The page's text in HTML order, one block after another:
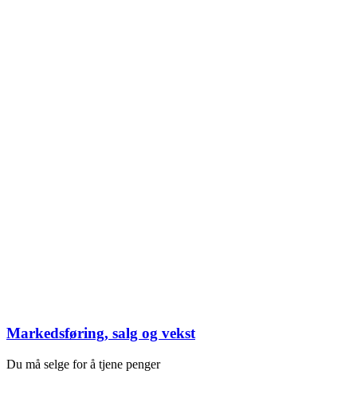
Markedsføring, salg og vekst
Du må selge for å tjene penger